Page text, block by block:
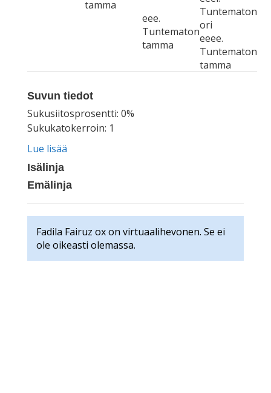
tamma
eee.
Tuntematon
tamma
Tuntematon
ori
eeee.
Tuntematon
tamma
Suvun tiedot
Sukusiitosprosentti: 0%
Sukukatokerroin: 1
Lue lisää
Isälinja
Emälinja
Fadila Fairuz ox on virtuaalihevonen. Se ei
ole oikeasti olemassa.